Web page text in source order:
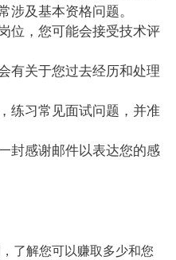
涉及基本资格问题。
位，您可能会接受技术评
有关于您过去经历和处理
练习常见面试问题，并准
封感谢邮件以表达您的感
了解您可以赚取多少和您